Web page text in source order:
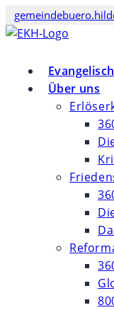
Zum
Inhalt
Über uns